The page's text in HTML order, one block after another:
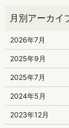
2026年7月
2025年9月
2025年7月
2024年5月
2023年12月